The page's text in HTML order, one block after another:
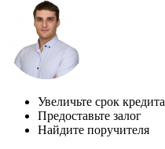
Увеличьте срок кредита
Предоставьте залог
Найдите поручителя